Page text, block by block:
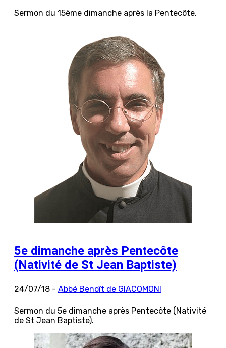
Sermon du 15ème dimanche après la Pentecôte.
5e dimanche après Pentecôte
(Nativité de St Jean Baptiste)
24/07/18 - Abbé Benoît de GIACOMONI
Sermon du 5e dimanche après Pentecôte (Nativité
de St Jean Baptiste).